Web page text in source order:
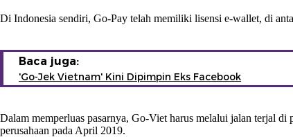
Di Indonesia sendiri, Go-Pay telah memiliki lisensi e-wallet, di
Baca juga:
'Go-Jek Vietnam' Kini Dipimpin Eks Facebook
Dalam memperluas pasarnya, Go-Viet harus melalui jalan terjal
perusahaan pada April 2019.